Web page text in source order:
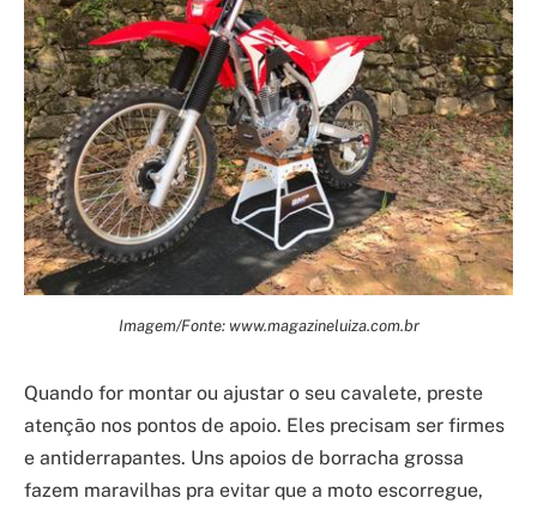
Imagem/Fonte: www.magazineluiza.com.br
Quando for montar ou ajustar o seu cavalete, preste
atenção nos pontos de apoio. Eles precisam ser firmes
e antiderrapantes. Uns apoios de borracha grossa
fazem maravilhas pra evitar que a moto escorregue,